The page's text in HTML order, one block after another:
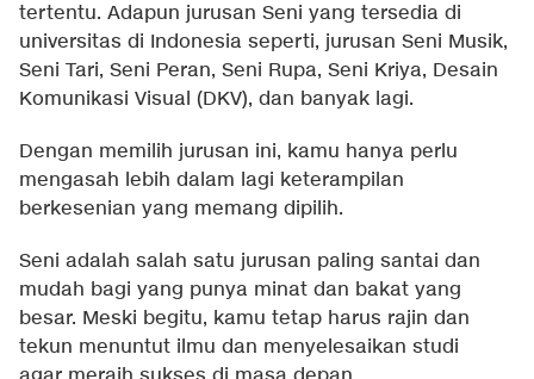
tertentu. Adapun jurusan Seni yang tersedia di
universitas di Indonesia seperti, jurusan Seni Musik,
Seni Tari, Seni Peran, Seni Rupa, Seni Kriya, Desain
Komunikasi Visual (DKV), dan banyak lagi.
Dengan memilih jurusan ini, kamu hanya perlu
mengasah lebih dalam lagi keterampilan
berkesenian yang memang dipilih.
Seni adalah salah satu jurusan paling santai dan
mudah bagi yang punya minat dan bakat yang
besar. Meski begitu, kamu tetap harus rajin dan
tekun menuntut ilmu dan menyelesaikan studi